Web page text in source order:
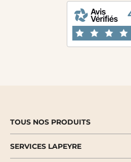
TOUS NOS PRODUITS
SERVICES LAPEYRE